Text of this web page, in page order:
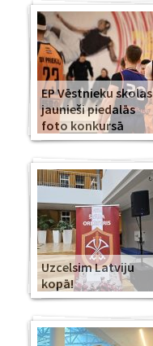
EP Vēstnieku skolas
jaunieši piedalās
foto konkursā
Uzcelsim Latviju
kopā!